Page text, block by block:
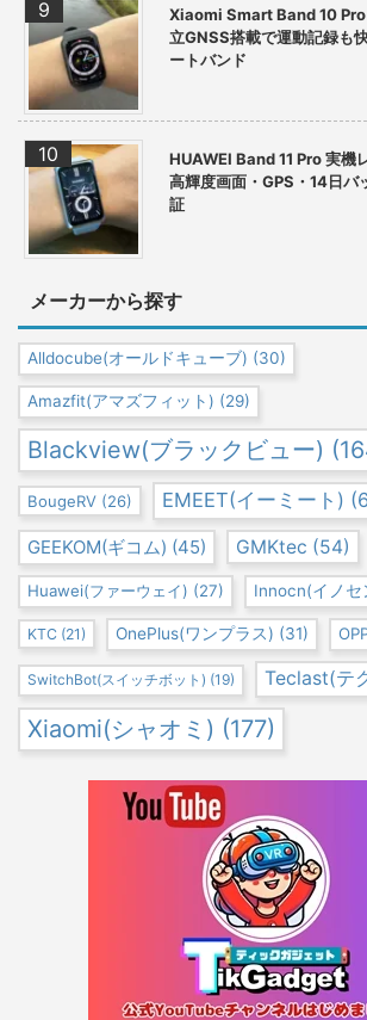
Xiaomi Smart Band 10 Pro
立GNSS搭載で運動記録も
ートバンド
HUAWEI Band 11 Pro 実
高輝度画面・GPS・14日バ
証
メーカーから探す
Alldocube(オールドキューブ) (30)
Amazfit(アマズフィット) (29)
Blackview(ブラックビュー)
BougeRV (26) EMEET(イーミート)
GEEKOM(ギコム) (45) GMKtec (54)
Huawei(ファーウェイ) (27) Innocn(イノセ
KTC (21) OnePlus(ワンプラス) (31)
SwitchBot(スイッチボット) (19) Teclast(テ
Xiaomi(シャオミ) (177)